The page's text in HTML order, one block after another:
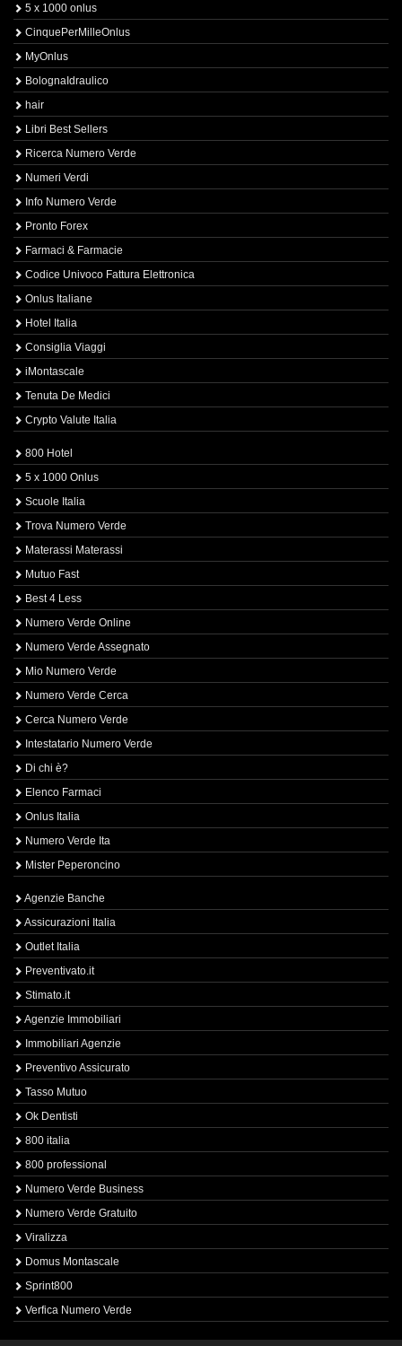
5 x 1000 onlus
CinquePerMilleOnlus
MyOnlus
BolognaIdraulico
hair
Libri Best Sellers
Ricerca Numero Verde
Numeri Verdi
Info Numero Verde
Pronto Forex
Farmaci & Farmacie
Codice Univoco Fattura Elettronica
Onlus Italiane
Hotel Italia
Consiglia Viaggi
iMontascale
Tenuta De Medici
Crypto Valute Italia
800 Hotel
5 x 1000 Onlus
Scuole Italia
Trova Numero Verde
Materassi Materassi
Mutuo Fast
Best 4 Less
Numero Verde Online
Numero Verde Assegnato
Mio Numero Verde
Numero Verde Cerca
Cerca Numero Verde
Intestatario Numero Verde
Di chi è?
Elenco Farmaci
Onlus Italia
Numero Verde Ita
Mister Peperoncino
Agenzie Banche
Assicurazioni Italia
Outlet Italia
Preventivato.it
Stimato.it
Agenzie Immobiliari
Immobiliari Agenzie
Preventivo Assicurato
Tasso Mutuo
Ok Dentisti
800 italia
800 professional
Numero Verde Business
Numero Verde Gratuito
Viralizza
Domus Montascale
Sprint800
Verfica Numero Verde